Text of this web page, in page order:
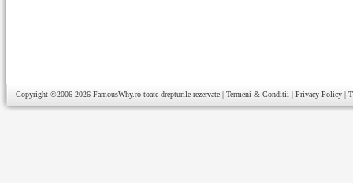
Copyright ©2006-2026 FamousWhy.ro toate drepturile rezervate | Termeni & Conditii | Privacy Policy |